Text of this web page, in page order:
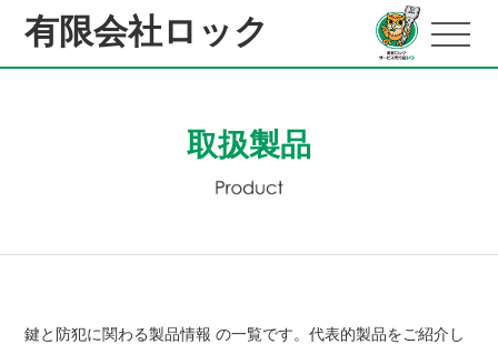
有限会社ロック
取扱製品
鍵と防犯に関わる製品情報 の一覧です。代表的製品をご紹介し